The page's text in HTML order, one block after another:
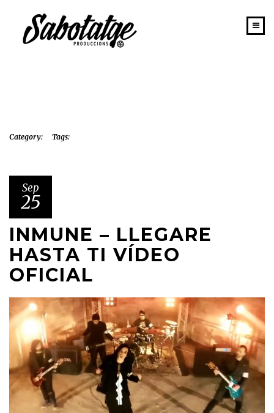
Category: Tags:
Sep
25
INMUNE – LLEGARE
HASTA TI VÍDEO
OFICIAL